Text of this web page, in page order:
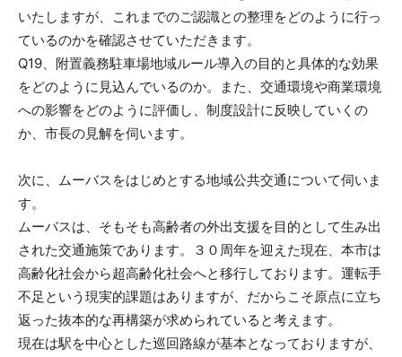
いたしますが、これまでのご認識との整理をどのように行っ
ているのかを確認させていただきます。
Q19、附置義務駐車場地域ルール導入の目的と具体的な効果
をどのように見込んでいるのか。また、交通環境や商業環境
への影響をどのように評価し、制度設計に反映していくの
か、市長の見解を伺います。
次に、ムーバスをはじめとする地域公共交通について伺いま
す。
ムーバスは、そもそも高齢者の外出支援を目的として生み出
された交通施策であります。３０周年を迎えた現在、本市は
高齢化社会から超高齢化社会へと移行しております。運転手
不足という現実的課題はありますが、だからこそ原点に立ち
返った抜本的な再構築が求められていると考えます。
現在は駅を中心とした巡回路線が基本となっておりますが、